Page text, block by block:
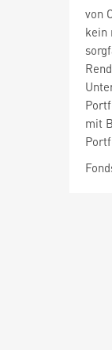
von
kein
mit